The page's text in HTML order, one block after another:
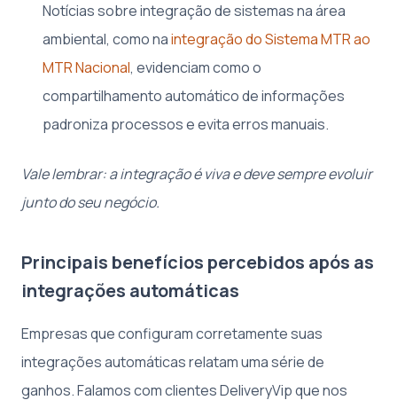
Notícias sobre integração de sistemas na área
ambiental, como naintegração do Sistema MTR ao
MTR Nacional, evidenciam como o
compartilhamento automático de informações
padroniza processos e evita erros manuais.
Vale lembrar: a integração é viva e deve sempre evoluir
junto do seu negócio.
Principais benefícios percebidos após as
integrações automáticas
Empresas que configuram corretamente suas
integrações automáticas relatam uma série de
ganhos. Falamos com clientes DeliveryVip que nos